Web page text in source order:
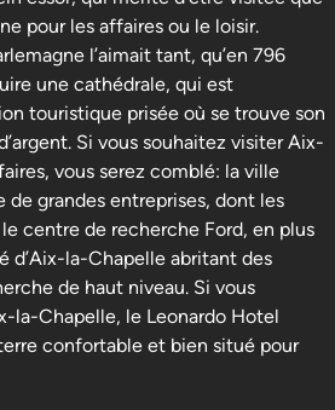
pour les affaires ou le loisir.
l’aimait tant, qu’en 796
une cathédrale, qui est
touristique prisée où se trouve son
Si vous souhaitez visiter Aix-
vous serez comblé: la ville
grandes entreprises, dont les
centre de recherche Ford, en plus
d’Aix-la-Chapelle abritant des
de haut niveau. Si vous
la-Chapelle, le Leonardo Hotel
confortable et bien situé pour